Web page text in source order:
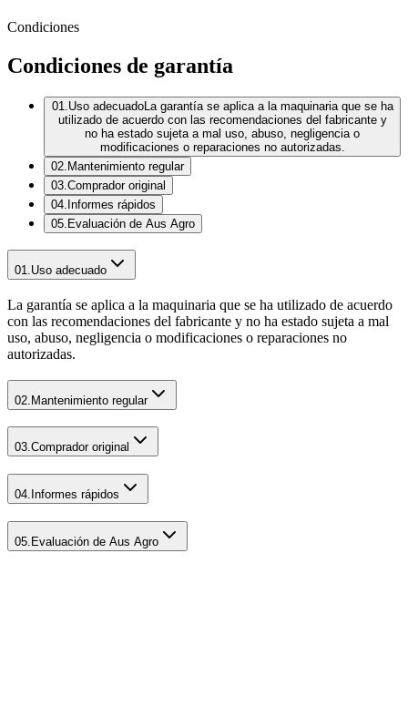
Condiciones
Condiciones de garantía
01 Uso adecuadoLa garantía se aplica a la maquinaria que se ha
utilizado de acuerdo con las recomendaciones del fabricante y
no ha estado sujeta a mal uso, abuso, negligencia o
modificaciones o reparaciones no autorizadas.
02 Mantenimiento regular
03 Comprador original
04 Informes rápidos
05 Evaluación de Aus Agro
01.Uso adecuado
La garantía se aplica a la maquinaria que se ha utilizado de acuerdo
con las recomendaciones del fabricante y no ha estado sujeta a mal
uso, abuso, negligencia o modificaciones o reparaciones no
autorizadas.
02 Mantenimiento regular
03.Comprador original
04. Informes rápidos
05 Evaluación de Aus Agro